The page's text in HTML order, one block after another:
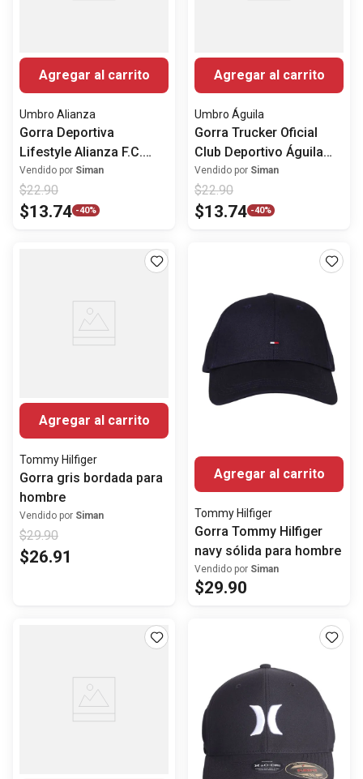
Agregar al carrito
Umbro Alianza
Gorra Deportiva
Lifestyle Alianza F.C.
Celeste
Vendido por Siman
$22.90
$13.74 -40%
Agregar al carrito
Umbro Águila
Gorra Trucker Oficial
Club Deportivo Águila
Centenario Naranja
Vendido por Siman
$22.90
$13.74 -40%
Agregar al carrito
Tommy Hilfiger
Gorra gris bordada para
hombre
Vendido por Siman
$29.90
$26.91
Agregar al carrito
Tommy Hilfiger
Gorra Tommy Hilfiger
navy sólida para hombre
Vendido por Siman
$29.90